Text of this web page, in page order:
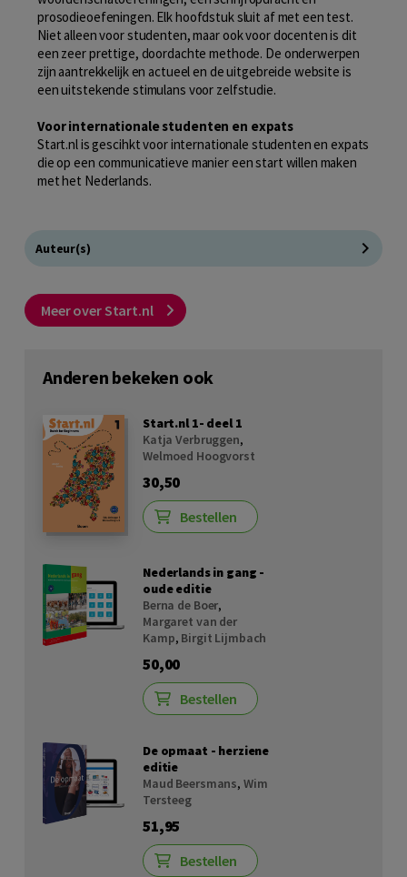
prosodieoefeningen. Elk hoofdstuk sluit af met een test.
Niet alleen voor studenten, maar ook voor docenten is dit
een zeer prettige, doordachte methode. De onderwerpen
zijn aantrekkelijk en actueel en de uitgebreide website is
een uitstekende stimulans voor zelfstudie.
Voor internationale studenten en expats
Start.nl is gescihkt voor internationale studenten en expats
die op een communicatieve manier een start willen maken
met het Nederlands.
Auteur(s)
Meer over Start.nl
Anderen bekeken ook
Start.nl 1- deel 1
Katja Verbruggen,
Welmoed Hoogvorst
30,50
Bestellen
Nederlands in gang -
oude editie
Berna de Boer,
Margaret van der
Kamp, Birgit Lijmbach
50,00
Bestellen
De opmaat - herziene
editie
Maud Beersmans, Wim
Tersteeg
51,95
Bestellen